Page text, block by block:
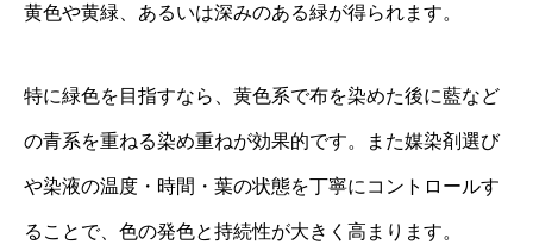
黄色や黄緑、あるいは深みのある緑が得られます。
特に緑色を目指すなら、黄色系で布を染めた後に藍など
の青系を重ねる染め重ねが効果的です。また媒染剤選び
や染液の温度・時間・葉の状態を丁寧にコントロールす
ることで、色の発色と持続性が大きく高まります。